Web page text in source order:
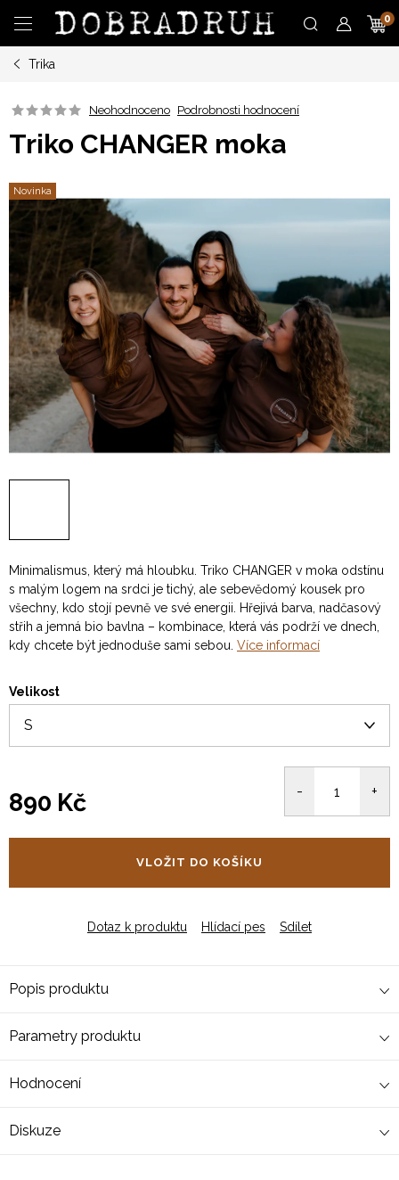
obsah
Trika
Neohodnoceno Podrobnosti hodnocení
Triko CHANGER moka
Novinka
Minimalismus, který má hloubku. Triko CHANGER v moka odstínu
s malým logem na srdci je tichý, ale sebevědomý kousek pro
všechny, kdo stojí pevně ve své energii. Hřejivá barva, nadčasový
střih a jemná bio bavlna – kombinace, která vás podrží ve dnech,
kdy chcete být jednoduše sami sebou. Více informací
Velikost
890 Kč
VLOŽIT DO KOŠÍKU
Dotaz k produktu Hlídací pes Sdílet
Popis produktu
Parametry produktu
Hodnocení
Diskuze